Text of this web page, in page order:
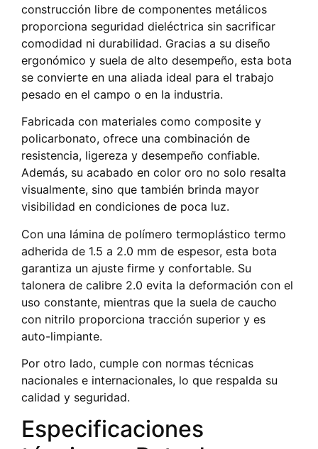
construcción libre de componentes metálicos
proporciona seguridad dieléctrica sin sacrificar
comodidad ni durabilidad. Gracias a su diseño
ergonómico y suela de alto desempeño, esta bota
se convierte en una aliada ideal para el trabajo
pesado en el campo o en la industria.
Fabricada con materiales como composite y
policarbonato, ofrece una combinación de
resistencia, ligereza y desempeño confiable.
Además, su acabado en color oro no solo resalta
visualmente, sino que también brinda mayor
visibilidad en condiciones de poca luz.
Con una lámina de polímero termoplástico termo
adherida de 1.5 a 2.0 mm de espesor, esta bota
garantiza un ajuste firme y confortable. Su
talonera de calibre 2.0 evita la deformación con el
uso constante, mientras que la suela de caucho
con nitrilo proporciona tracción superior y es
auto-limpiante.
Por otro lado, cumple con normas técnicas
nacionales e internacionales, lo que respalda su
calidad y seguridad.
Especificaciones